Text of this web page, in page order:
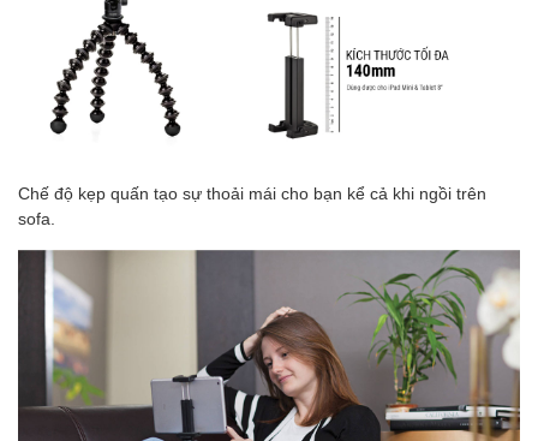
Chế độ kẹp quấn tạo sự thoải mái cho bạn kể cả khi ngồi trên
sofa.